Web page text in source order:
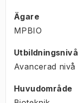
Ägare
MPBIO
Utbildningsnivå
Avancerad nivå
Huvudområde